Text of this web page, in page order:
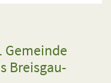
Gemeinde
Breisgau-